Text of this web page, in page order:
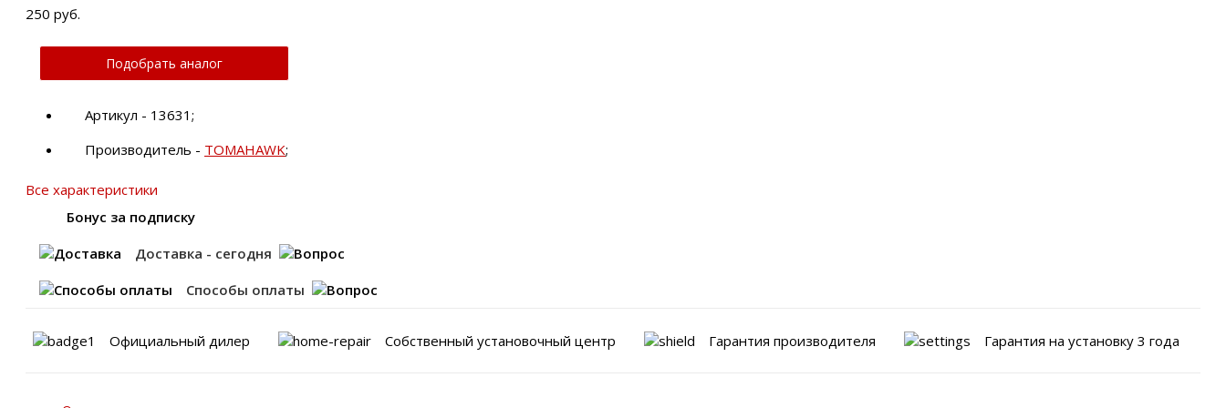
250 руб.
Подобрать аналог
Артикул - 13631;
Производитель - TOMAHAWK;
Все характеристики
Бонус за подписку
Доставка - сегодня
Способы оплаты
Официальный дилер Собственный установочный центр Гарантия производителя Гарантия на установку 3 года